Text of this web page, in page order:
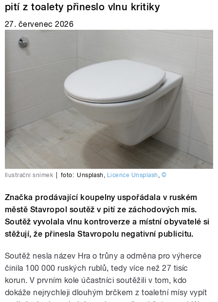
pití z toalety přineslo vlnu kritiky
27. červenec 2026
Ilustrační snímek foto: Unsplash , Licence Unsplash , ©
Značka prodávající koupelny uspořádala v ruském
městě Stavropol soutěž v pití ze záchodových mís.
Soutěž vyvolala vlnu kontroverze a místní obyvatelé si
stěžují, že přinesla Stavropolu negativní publicitu.
Soutěž nesla název Hra o trůny a odměna pro výherce
činila 100 000 ruských rublů, tedy více než 27 tisíc
korun. V prvním kole účastníci soutěžili v tom, kdo
dokáže nejrychleji dlouhým brčkem z toaletní mísy vypít